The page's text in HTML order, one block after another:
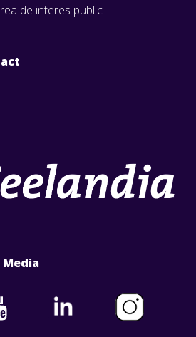
de interes public
Media